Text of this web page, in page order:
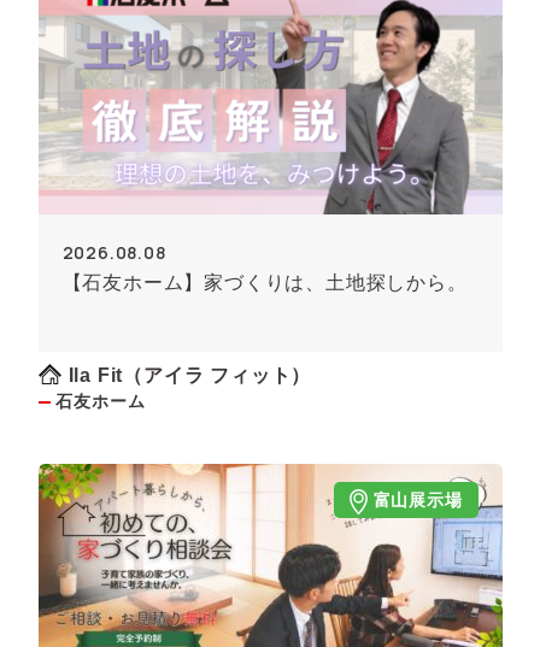
2026.08.08
【石友ホーム】家づくりは、土地探しから。
Ila Fit（アイラ フィット）
石友ホーム
富山展示場